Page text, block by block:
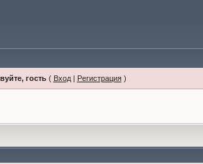
гость( Вход| Регистрация)